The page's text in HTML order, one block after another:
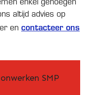
altijd advies op
en contacteer ons